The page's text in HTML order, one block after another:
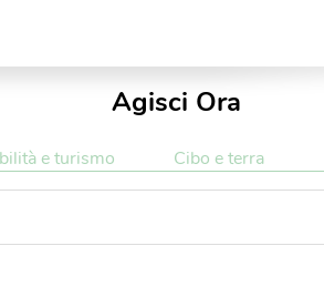
Agisci Ora
e turismo Cibo e terra